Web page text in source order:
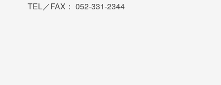
TEL／FAX： 052-331-2344